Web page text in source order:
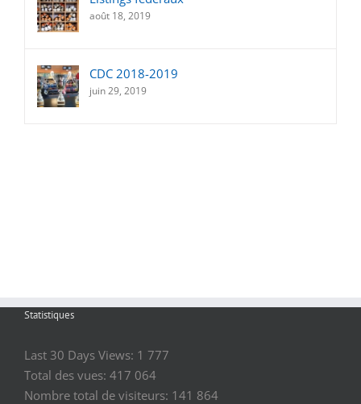
août 18, 2019
CDC 2018-2019
juin 29, 2019
Statistiques
Last 30 Days Views: 1 777
Total des vues: 417 064
Nombre total de visiteurs: 141 864